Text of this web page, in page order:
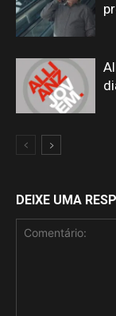
DEIXE UMA